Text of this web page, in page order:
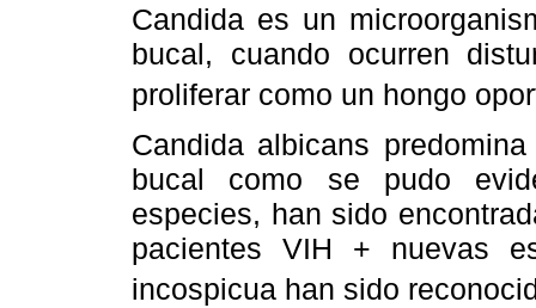
Candida es un
bucal, cuando ocurren
proliferar como un hongo
Candida albicans
bucal como se pudo
especies, han sido
pacientes VIH + nuevas
incospicua han sido